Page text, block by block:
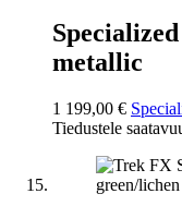
metallic
1 199,00 €
Tiedustele